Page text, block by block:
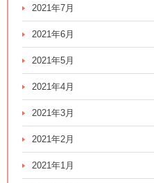
2021年7月
2021年6月
2021年5月
2021年4月
2021年3月
2021年2月
2021年1月